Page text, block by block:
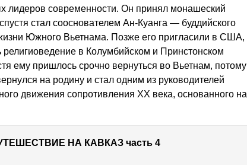
лидеров современности. Он принял монашеский
стал сооснователем Ан-Куанга — буддийского
Южного Вьетнама. Позже его пригласили в США,
религиоведение в Колумбийском и Принстонском
ему пришлось срочно вернуться во Вьетнам, потому
на родину и стал одним из руководителей
движения сопротивления ХХ века, основанного на
НА КАВКАЗ часть 4